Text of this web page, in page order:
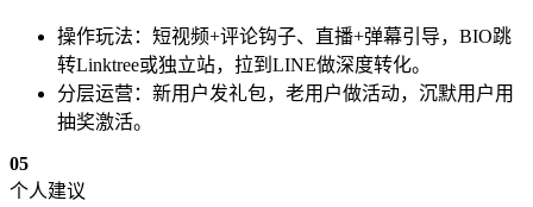
操作玩法：短视频+评论钩子、直播+弹幕引导，BIO跳
转Linktree或独立站，拉到LINE做深度转化。
分层运营：新用户发礼包，老用户做活动，沉默用户用
抽奖激活。
05
个人建议